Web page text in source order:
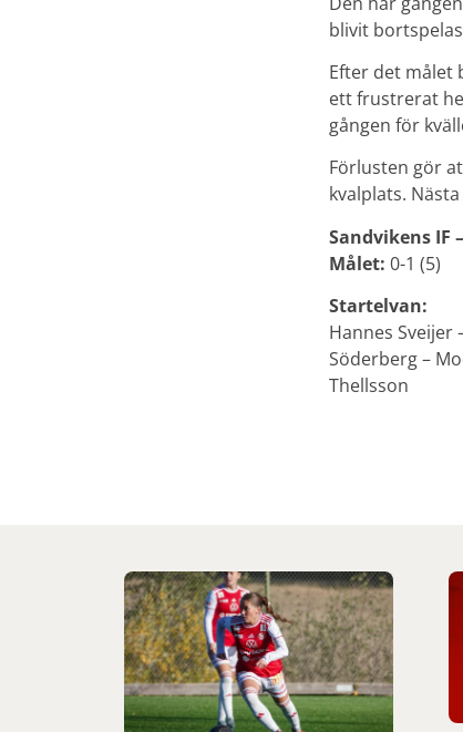
blivit
Efter det målet
ett frustrerat
gången för
Förlusten gör
kvalplats.
Sandvikens IF
Målet: 0-1 (5)
Startelvan:
Hannes Sveijer
Söderberg –
Thellsson